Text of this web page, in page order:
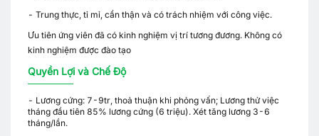
- Trung thực, tỉ mỉ, cẩn thận và có trách nhiệm với công việc.
Ưu tiên ứng viên đã có kinh nghiệm vị trí tương đương. Không có
kinh nghiệm được đào tạo
Quyền Lợi và Chế Độ
- Lương cứng: 7-9tr, thoả thuận khi phỏng vấn; Lương thử việc
tháng đầu tiên 85% lương cứng (6 triệu). Xét tăng lương 3-6
tháng/lần.